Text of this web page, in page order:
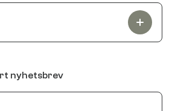
nyhetsbrev